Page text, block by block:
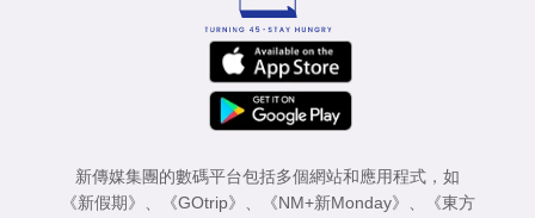
新傳媒集團的數碼平台包括多個網站和應用程式，如
《新假期》 、 《GOtrip》 、 《NM+新Monday》 、
《東方